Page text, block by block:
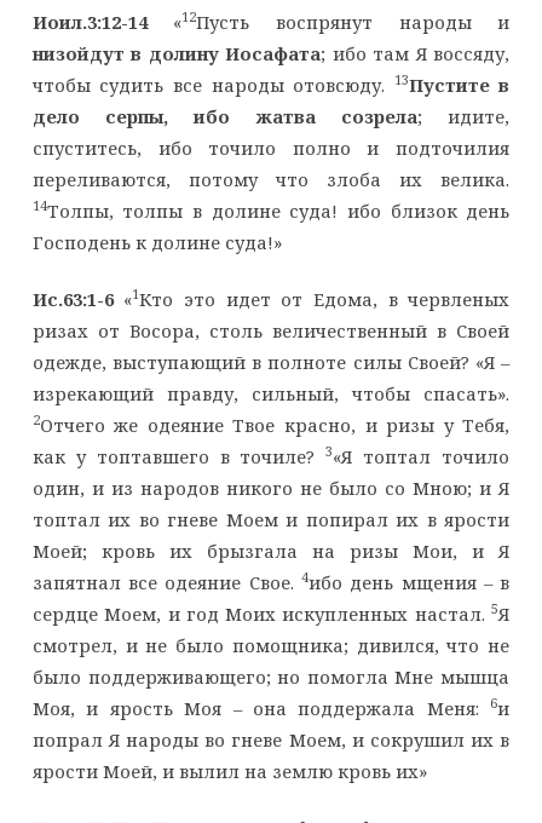
Иоил.3:12-14«12Пусть воспрянут народы и
низойдут в долину Иосафата; ибо там Я воссяду,
чтобы судить все народы отовсюду.
13Пустите в
дело серпы, ибо жатва созрела; идите,
спуститесь, ибо точило полно и подточилия
переливаются, потому что злоба их велика.
14Толпы, толпы в долине суда! ибо близок день
Господень к долине суда!»
Ис.63:1-6«1Кто это идет от Едома, в червленых
ризах от Восора, столь величественный в Своей
одежде, выступающий в полноте силы Своей? «Я –
изрекающий правду, сильный, чтобы спасать».
2Отчего же одеяние Твое красно, и ризы у Тебя,
как у топтавшего в точиле?3«Я топтал точило
один, и из народов никого не было со Мною; и Я
топтал их во гневе Моем и попирал их в ярости
Моей; кровь их брызгала на ризы Мои, и Я
запятнал все одеяние Свое. 4ибо день мщения – в
сердце Моем, и год Моих искупленных настал.5Я
смотрел, и не было помощника; дивился, что не
было поддерживающего; но помогла Мне мышца
Моя, и ярость Моя – она поддержала Меня:
6и
попрал Я народы во гневе Моем, и сокрушил их в
ярости Моей, и вылил на землю кровь их»